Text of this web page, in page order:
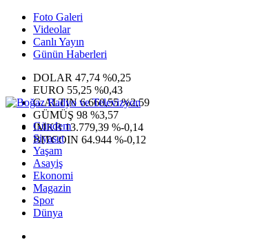
Foto Galeri
Videolar
Canlı Yayın
Günün Haberleri
DOLAR 47,74 %0,25
EURO 55,25 %0,43
G.ALTIN6.660,55 %2,59
GÜMÜŞ 98 %3,57
IMKB13.779,39 %-0,14
BITCOIN 64.944 %-0,12
Gündem
Siyaset
Yaşam
Asayiş
Ekonomi
Magazin
Spor
Dünya